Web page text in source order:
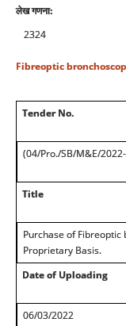
लेख गणना:
2324
Fibreoptic
Tender No.
(04/Pro./SB/M&E/
Title
Purchase of
Proprietary Basis.
Date of Uploading
06/03/2022